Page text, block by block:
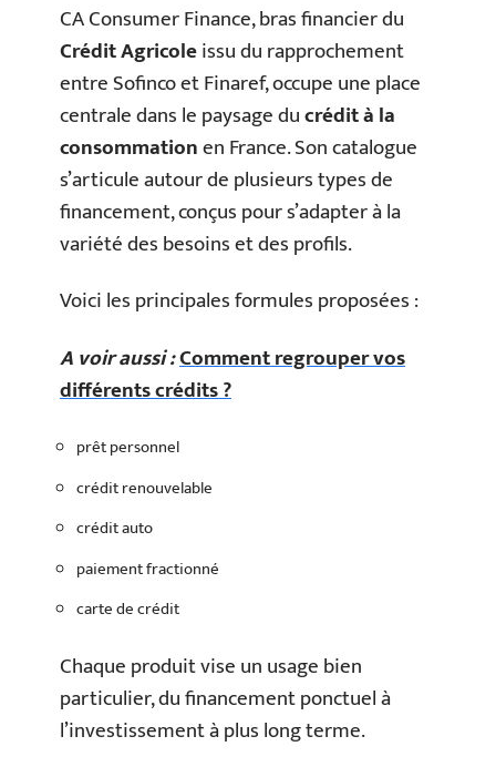
CA Consumer Finance, bras financier du
Crédit Agricoleissu du rapprochement
entre Sofinco et Finaref, occupe une place
centrale dans le paysage ducrédit à la
consommationen France. Son catalogue
s’articule autour de plusieurs types de
financement, conçus pour s’adapter à la
variété des besoins et des profils.
Voici les principales formules proposées :
A voir aussi :Comment regrouper vos
différents crédits ?
prêt personnel
crédit renouvelable
crédit auto
paiement fractionné
carte de crédit
Chaque produit vise un usage bien
particulier, du financement ponctuel à
l’investissement à plus long terme.